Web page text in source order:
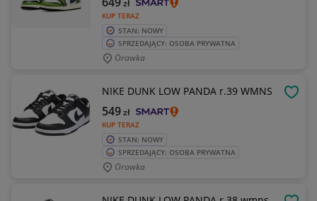
KUP TERAZ
zł
STAN: NOWY
SPRZEDAJĄCY: OSOBA PRYWATNA
Orawka
NIKE DUNK LOW PANDA r.39 WMNS
KUP TERAZ
549zł
STAN: NOWY
SPRZEDAJĄCY: OSOBA PRYWATNA
Orawka